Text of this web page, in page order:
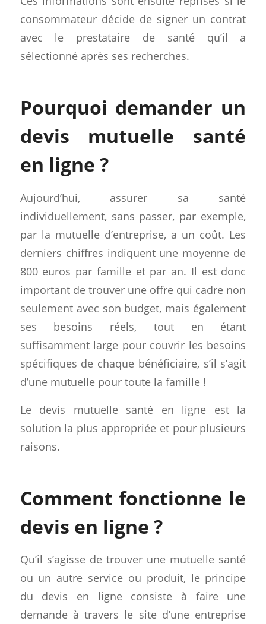
consommateur décide de signer un contrat
avec le prestataire de santé qu’il a
sélectionné après ses recherches.
Pourquoi demander un
devis mutuelle santé
en ligne ?
Aujourd’hui, assurer sa santé
individuellement, sans passer, par exemple,
par la mutuelle d’entreprise, a un coût. Les
derniers chiffres indiquent une moyenne de
800 euros par famille et par an. Il est donc
important de trouver une offre qui cadre non
seulement avec son budget, mais également
ses besoins réels, tout en étant
suffisamment large pour couvrir les besoins
spécifiques de chaque bénéficiaire, s’il s’agit
d’une mutuelle pour toute la famille !
Le devis mutuelle santé en ligne est la
solution la plus appropriée et pour plusieurs
raisons.
Comment fonctionne le
devis en ligne ?
Qu’il s’agisse de trouver une mutuelle santé
ou un autre service ou produit, le principe
du devis en ligne consiste à faire une
demande à travers le site d’une entreprise